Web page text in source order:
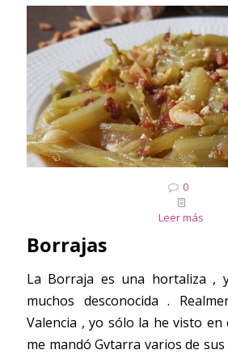
0
Leer más
Borrajas
La Borraja es una hortaliza ,
muchos desconocida .
Valencia , yo sólo la he visto en
me mandó Gvtarra varios de